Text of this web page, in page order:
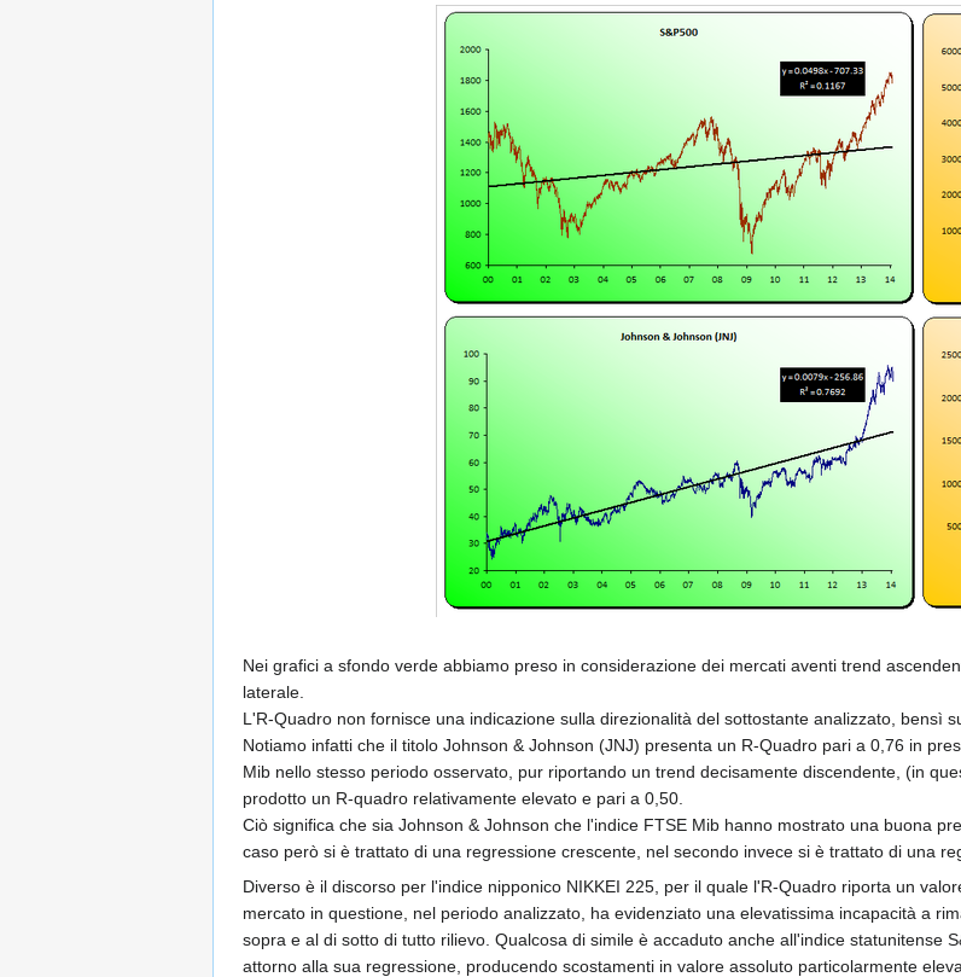
Nei grafici a sfondo verde abbiamo preso in considerazione dei mercati aventi trend
laterale.
L'R-Quadro non fornisce una indicazione sulla direzionalità del sottostante analizzato, bensì
Notiamo infatti che il titolo Johnson & Johnson (JNJ) presenta un R-Quadro pari a 0,76 in
Mib nello stesso periodo osservato, pur riportando un trend decisamente discendente, (in
prodotto un R-quadro relativamente elevato e pari a 0,50.
Ciò significa che sia Johnson & Johnson che l'indice FTSE Mib hanno mostrato una buona
caso però si è trattato di una regressione crescente, nel secondo invece si è trattato di una
Diverso è il discorso per l'indice nipponico NIKKEI 225, per il quale l'R-Quadro riporta un
mercato in questione, nel periodo analizzato, ha evidenziato una elevatissima incapacità a
sopra e al di sotto di tutto rilievo. Qualcosa di simile è accaduto anche all'indice
attorno alla sua regressione, producendo scostamenti in valore assoluto particolarmente